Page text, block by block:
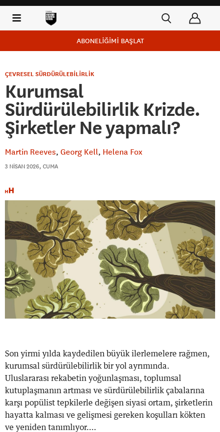
ABONELİĞİMİ BAŞLAT
ÇEVRESEL SÜRDÜRÜLEBİLİRLİK
Kurumsal
Sürdürülebilirlik Krizde.
Şirketler Ne yapmalı?
Martin Reeves Georg Kell Helena Fox
3 NISAN 2026, CUMA
Son yirmi yılda kaydedilen büyük ilerlemelere rağmen,
kurumsal sürdürülebilirlik bir yol ayrımında.
Uluslararası rekabetin yoğunlaşması, toplumsal
kutuplaşmanın artması ve sürdürülebilirlik çabalarına
karşı popülist tepkilerle değişen siyasi ortam, şirketlerin
hayatta kalması ve gelişmesi gereken koşulları kökten
ve yeniden tanımlıyor....